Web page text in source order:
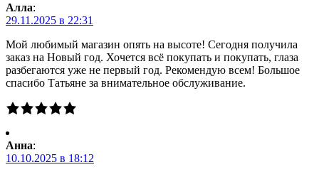
Алла:
29.11.2025 в 22:31
Мой любимый магазин опять на высоте! Сегодня получила
заказ на Новый год. Хочется всё покупать и покупать, глаза
разбегаются уже не первый год. Рекомендую всем! Большое
спасибо Татьяне за внимательное обслуживание.
Анна:
10.10.2025 в 18:12